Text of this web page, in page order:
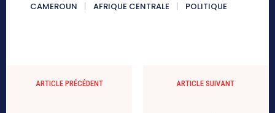
CAMEROUN
AFRIQUE CENTRALE POLITIQUE
ARTICLE PRÉCÉDENT ARTICLE SUIVANT